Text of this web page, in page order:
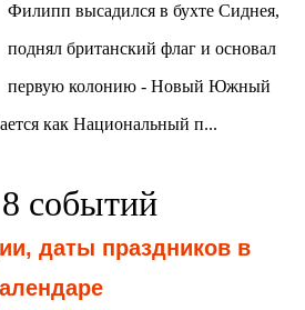
Филипп высадился в бухте Сиднея,
поднял британский флаг и основал
первую колонию - Новый Южный
как Национальный п...
событий
даты праздников в